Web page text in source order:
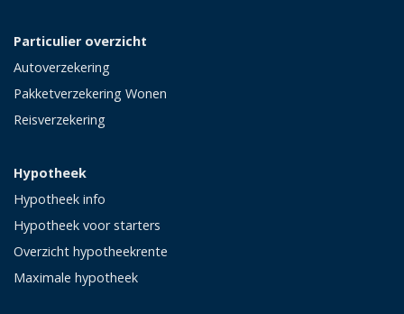
Particulier overzicht
Autoverzekering
Pakketverzekering Wonen
Reisverzekering
Hypotheek
Hypotheek info
Hypotheek voor starters
Overzicht hypotheekrente
Maximale hypotheek